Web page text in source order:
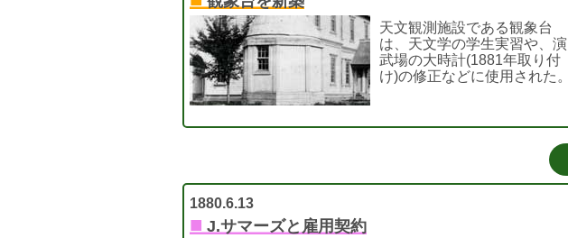
天文観測施設である観象台
は、天文学の学生実習や、演
武場の大時計(1881年取り付
け)の修正などに使用された。
1880.6.13
■ J.サマーズと雇用契約